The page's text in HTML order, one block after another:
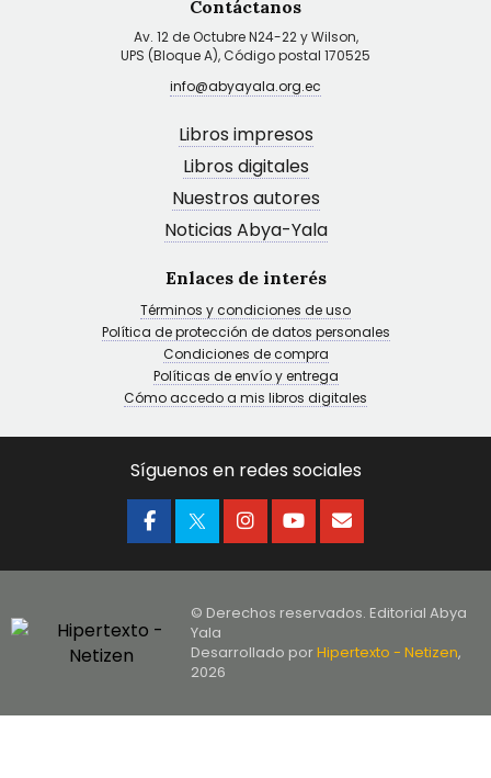
Contáctanos
Av. 12 de Octubre N24-22 y Wilson,
UPS (Bloque A), Código postal 170525
info@abyayala.org.ec
Libros impresos
Libros digitales
Nuestros autores
Noticias Abya-Yala
Enlaces de interés
Términos y condiciones de uso
Política de protección de datos personales
Condiciones de compra
Políticas de envío y entrega
Cómo accedo a mis libros digitales
Síguenos en redes sociales
© Derechos reservados. Editorial Abya
Yala
Desarrollado porHipertexto - Netizen,
2026